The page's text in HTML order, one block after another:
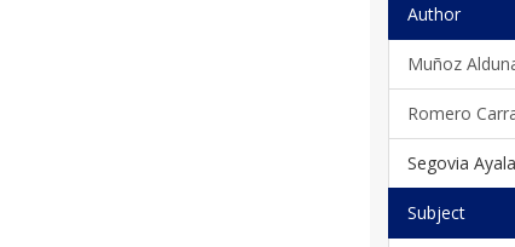
Author
Muñoz
Romero
Segovia
Subject